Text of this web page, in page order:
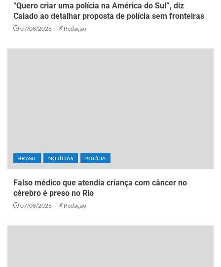
“Quero criar uma polícia na América do Sul”, diz
Caiado ao detalhar proposta de polícia sem fronteiras
07/08/2026 Redação
BRASIL NOTÍCIAS POLÍCIA
Falso médico que atendia criança com câncer no
cérebro é preso no Rio
07/08/2026 Redação